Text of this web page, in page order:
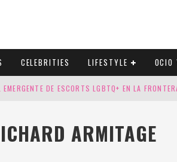
CELEBRITIES LIFESTYLE OCIO
DE ESCORTS LGBTQ+ EN LA
QUE HONRAN LA HISTORIA LGTBARMITAGE